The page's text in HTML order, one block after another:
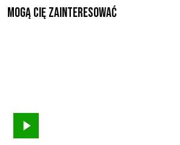
Mogą Cię zainteresować